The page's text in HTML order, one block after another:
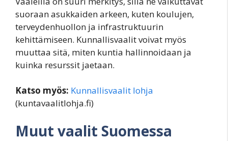
suoraan asukkaiden arkeen, kuten koulujen,
terveydenhuollon ja infrastruktuurin
kehittämiseen. Kunnallisvaalit voivat myös
muuttaa sitä, miten kuntia hallinnoidaan ja
kuinka resurssit jaetaan.
Katso myös: Kunnallisvaalit lohja
(kuntavaalitlohja.fi)
Muut vaalit Suomessa